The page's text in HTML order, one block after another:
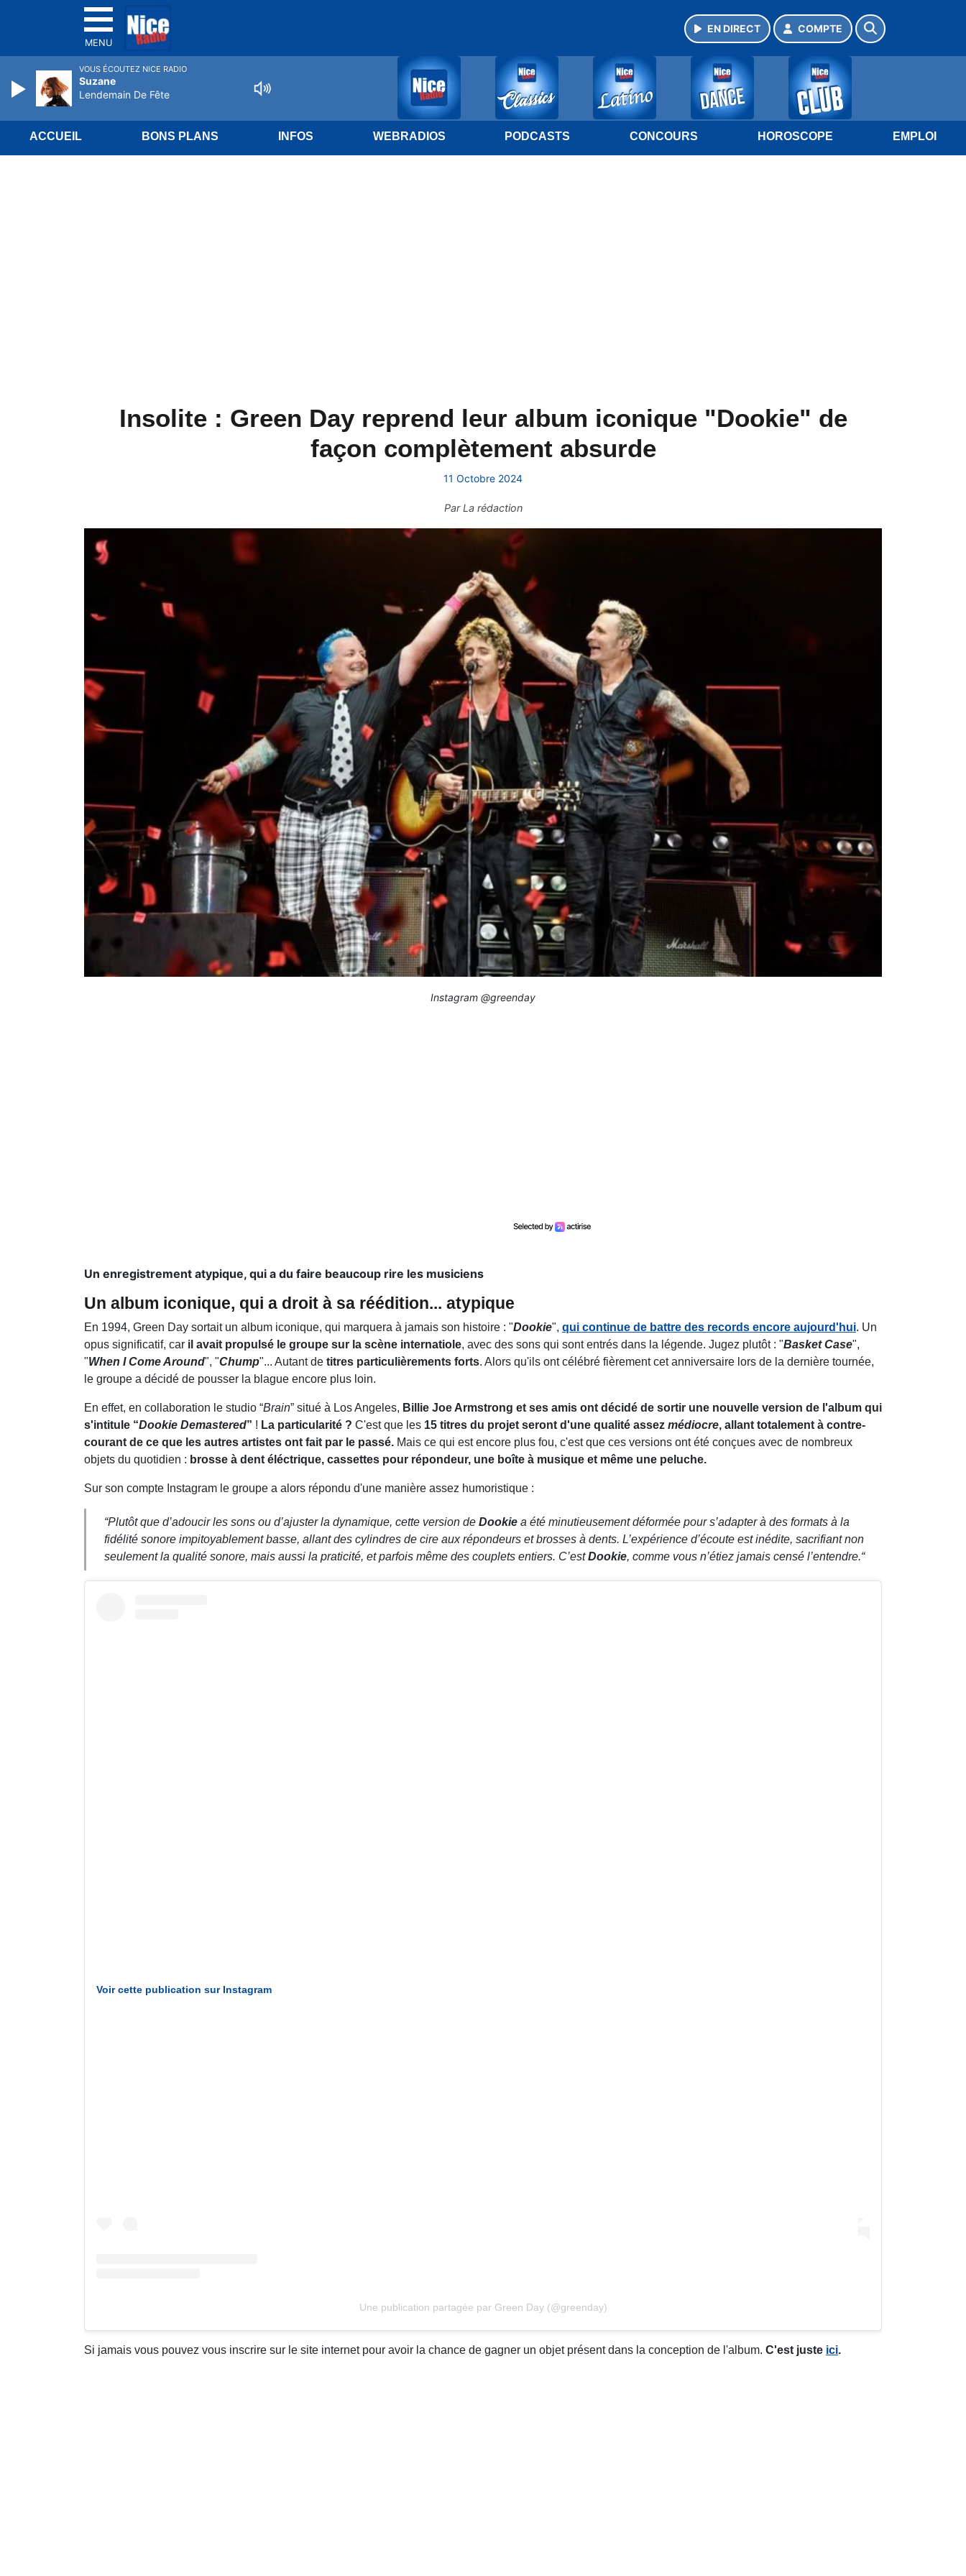
MENU
EN DIRECT COMPTE
ACCUEIL BONS PLANS INFOS WEBRADIOS PODCASTS CONCOURS HOROSCOPE EMPLOI
Insolite : Green Day reprend leur album iconique "Dookie" de
façon complètement absurde
11 Octobre 2024
ParLa rédaction
Instagram @greenday
Un enregistrement atypique, qui a du faire beaucoup rire les musiciens
Un album iconique, qui a droit à sa réédition... atypique
En 1994, Green Day sortait un album iconique, qui marquera à jamais son histoire : "Dookie", qui continue de battre des records encore aujourd'hui. Un
opus significatif, car il avait propulsé le groupe sur la scène internatiole, avec des sons qui sont entrés dans la légende. Jugez plutôt : "Basket Case",
"When I Come Around", "Chump"... Autant de titres particulièrements forts. Alors qu'ils ont célébré fièrement cet anniversaire lors de la dernière tournée,
le groupe a décidé de pousser la blague encore plus loin.
En effet, en collaboration le studio “Brain” situé à Los Angeles, Billie Joe Armstrong et ses amis ont décidé de sortir une nouvelle version de l'album qui
s'intitule “Dookie Demastered” ! La particularité ? C'est que les 15 titres du projet seront d'une qualité assez médiocre, allant totalement à contre-
courant de ce que les autres artistes ont fait par le passé. Mais ce qui est encore plus fou, c'est que ces versions ont été conçues avec de nombreux
objets du quotidien : brosse à dent éléctrique, cassettes pour répondeur, une boîte à musique et même une peluche.
Sur son compte Instagram le groupe a alors répondu d'une manière assez humoristique :
“Plutôt que d’adoucir les sons ou d’ajuster la dynamique, cette version de Dookie a été minutieusement déformée pour s’adapter à des formats à la
fidélité sonore impitoyablement basse, allant des cylindres de cire aux répondeurs et brosses à dents. L’expérience d’écoute est inédite, sacrifiant non
seulement la qualité sonore, mais aussi la praticité, et parfois même des couplets entiers. C’estDookie, comme vous n’étiez jamais censé l’entendre.“
Voir cette publication sur Instagram
Une publication partagée par Green Day (@greenday)
Si jamais vous pouvez vous inscrire sur le site internet pour avoir la chance de gagner un objet présent dans la conception de l'album. C'est juste ici.
VOUS ÉCOUTEZ NICE RADIO
Suzane
Lendemain De Fête